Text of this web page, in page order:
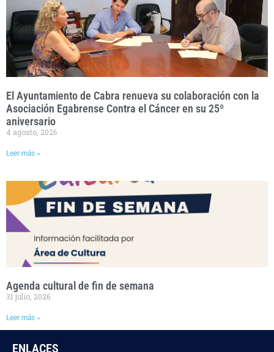
El Ayuntamiento de Cabra renueva su colaboración con la
Asociación Egabrense Contra el Cáncer en su 25º
aniversario
4 agosto, 2026
Leer más »
Agenda cultural de fin de semana
31 julio, 2026
Leer más »
ENLACES